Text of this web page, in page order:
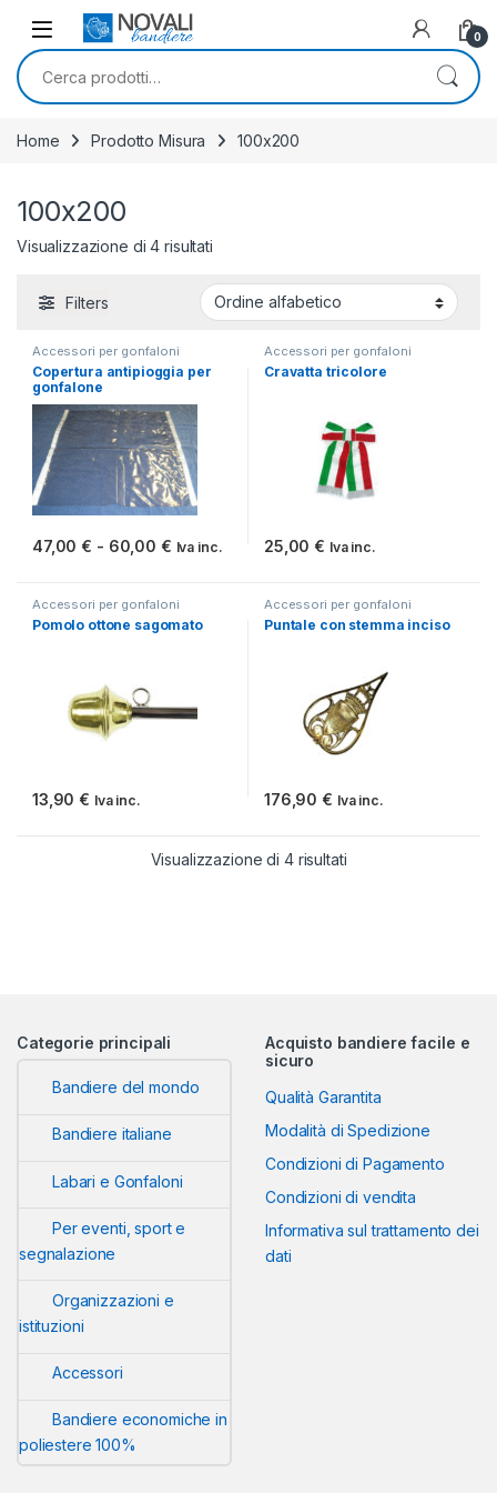
Skip to navigation
Skip to content
0
Cerca:
Home Prodotto Misura 100x200
100x200
Visualizzazione di 4 risultati
Filters
Accessori per gonfaloni
Copertura antipioggia per
gonfalone
47,00 € - 60,00 €Fascia di prezzo: da 47,00 € a 60,00 €
Iva inc.
Questo prodotto ha più varianti. Le opzioni possono essere
Accessori per gonfaloni
Cravatta tricolore
25,00 € Iva inc.
Accessori per gonfaloni
Pomolo ottone sagomato
13,90 € Iva inc.
Accessori per gonfaloni
Puntale con stemma inciso
176,90 € Iva inc.
Visualizzazione di 4 risultati
Categorie principali
Bandiere del mondo
Bandiere italiane
Labari e Gonfaloni
Per eventi, sport e
segnalazione
Organizzazioni e
istituzioni
Accessori
Bandiere economiche in
poliestere 100%
Acquisto bandiere facile e
sicuro
Qualità Garantita
Modalità di Spedizione
Condizioni di Pagamento
Condizioni di vendita
Informativa sul trattamento dei
dati